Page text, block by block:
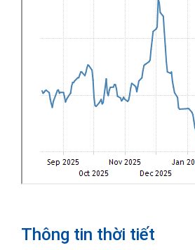
Thông tin thời tiết